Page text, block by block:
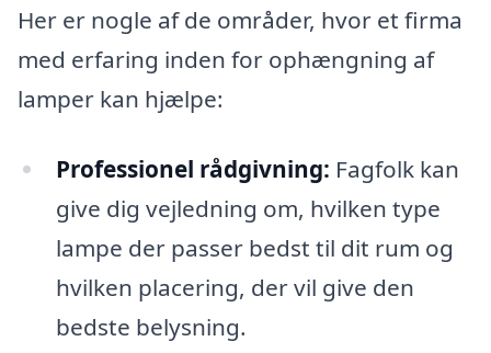
Her er nogle af de områder, hvor et firma
med erfaring inden for ophængning af
lamper kan hjælpe:
Professionel rådgivning: Fagfolk kan
give dig vejledning om, hvilken type
lampe der passer bedst til dit rum og
hvilken placering, der vil give den
bedste belysning.